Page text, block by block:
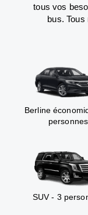
tous vos
bus.
Berline
personnes
SUV - 3